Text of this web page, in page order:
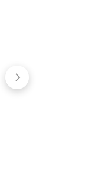
파크선샤인 제주
4.7